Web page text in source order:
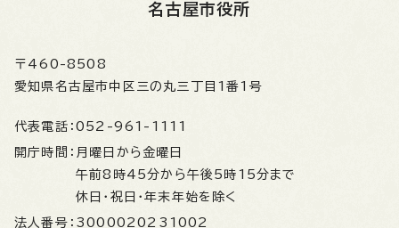
名古屋市役所
〒460-8508
愛知県名古屋市中区三の丸三丁目1番1号
代表電話： 052-961-1111
開庁時間： 月曜日から金曜日
午前8時45分から午後5時15分まで
休日・祝日・年末年始を除く
法人番号： 3000020231002